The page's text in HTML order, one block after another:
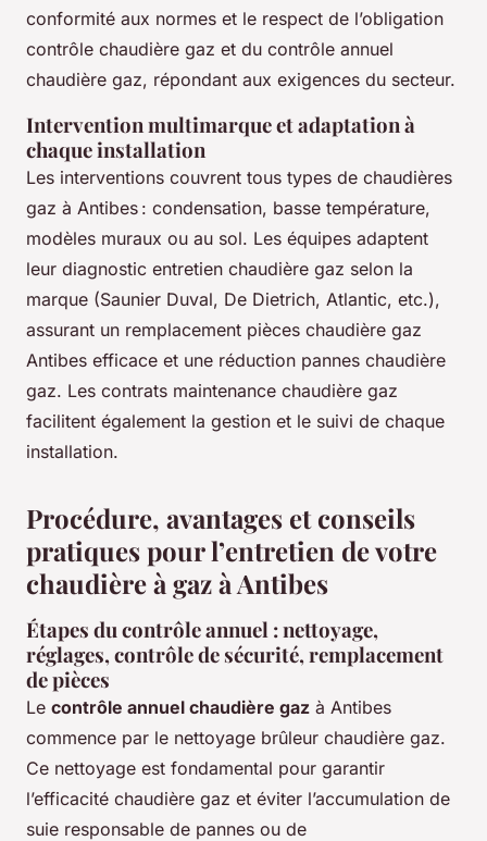
conformité aux normes et le respect de l’obligation
contrôle chaudière gaz et du contrôle annuel
chaudière gaz, répondant aux exigences du secteur.
Intervention multimarque et adaptation à
chaque installation
Les interventions couvrent tous types de chaudières
gaz à Antibes : condensation, basse température,
modèles muraux ou au sol. Les équipes adaptent
leur diagnostic entretien chaudière gaz selon la
marque (Saunier Duval, De Dietrich, Atlantic, etc.),
assurant un remplacement pièces chaudière gaz
Antibes efficace et une réduction pannes chaudière
gaz. Les contrats maintenance chaudière gaz
facilitent également la gestion et le suivi de chaque
installation.
Procédure, avantages et conseils
pratiques pour l’entretien de votre
chaudière à gaz à Antibes
Étapes du contrôle annuel : nettoyage,
réglages, contrôle de sécurité, remplacement
de pièces
Le contrôle annuel chaudière gaz à Antibes
commence par le nettoyage brûleur chaudière gaz.
Ce nettoyage est fondamental pour garantir
l’efficacité chaudière gaz et éviter l’accumulation de
suie responsable de pannes ou de